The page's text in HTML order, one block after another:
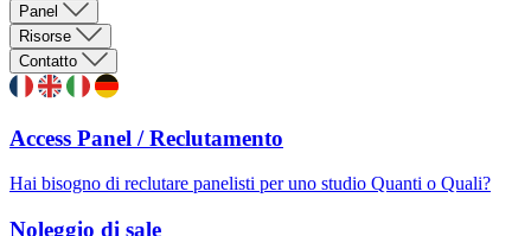
Panel
Risorse
Contatto
Access Panel / Reclutamento
Hai bisogno di reclutare panelisti per uno studio Quanti o Quali?
Noleggio di sale